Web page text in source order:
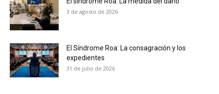
No te pierdas de las
3 de agosto de 2026
El Síndrome Roa: La consagración y los
expedientes
31 de julio de 2026